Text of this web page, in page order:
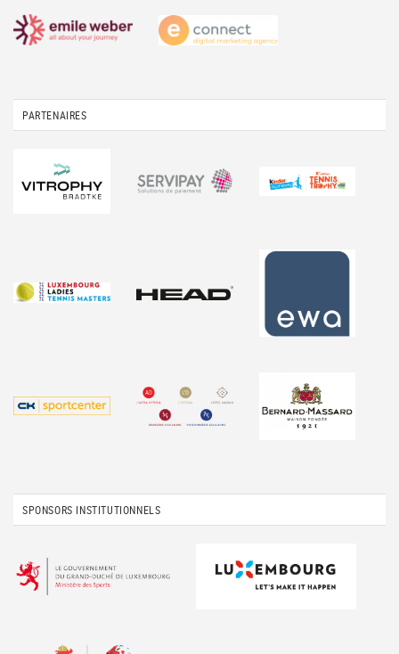
PARTENAIRES
SPONSORS INSTITUTIONNELS